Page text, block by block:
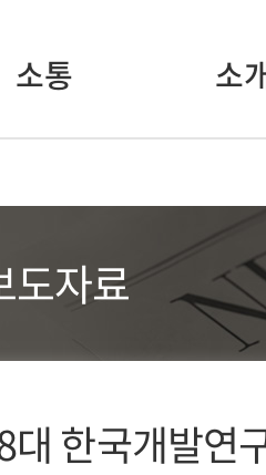
소통 소
도자료
한국개발연